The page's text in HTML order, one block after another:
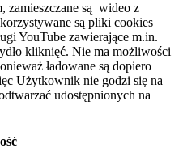
zamieszczane są wideo z
są pliki cookies
YouTube zawierające m.in.
kliknięć. Nie ma możliwości
ładowane są dopiero
Użytkownik nie godzi się na
udostępnionych na